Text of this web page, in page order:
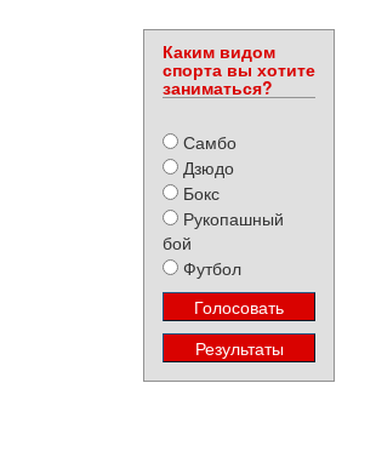
Каким видом
спорта вы хотите
заниматься?
Самбо
Дзюдо
Бокс
Рукопашный
бой
Футбол